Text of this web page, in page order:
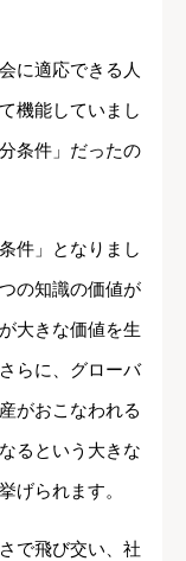
に適応できる人
機能していまし
条件」だったの
件」となりまし
の知識の価値が
大きな価値を生
らに、グローバ
がおこなわれる
るという大きな
げられます。
で飛び交い、社